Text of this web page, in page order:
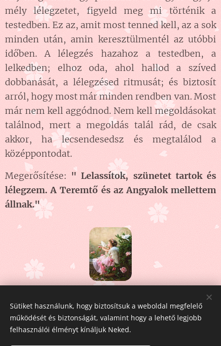
mély lélegzetet, figyeld meg mi történik a
testedben. Ez az, amit most tenned kell, az a sok
minden után, amin keresztülmentél az utóbbi
időben. A lélegzés hazahoz a testedben, a
lelkedben; elhoz oda, ahol hallod a szíved
dobbanását, a lélegzésed ritmusát; és biztosít
arról, hogy most már minden rendben van. Most
már nem kell aggódnod. Nem kell megoldásokat
találnod, mert a megoldás talál rád, de csak
akkor, ha lecsendesedsz és megtalálod a
középpontodat.
Megerősítése: " Lelassítok, szünetet tartok és
lélegzem. A Teremtő és az Angyalok mellettem
állnak."
Share
Sütiket használunk, hogy biztosítsuk a weboldal megfelelő
működését és biztonságát, valamint hogy a lehető legjobb
felhasználói élményt kínáljuk Neked.